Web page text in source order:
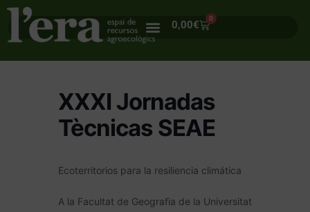
0,00€
0
XXXI Jornadas
Tècnicas SEAE
Ecoterritorios para la resiliencia climática
A la Facultat de Geografia de la Universitat